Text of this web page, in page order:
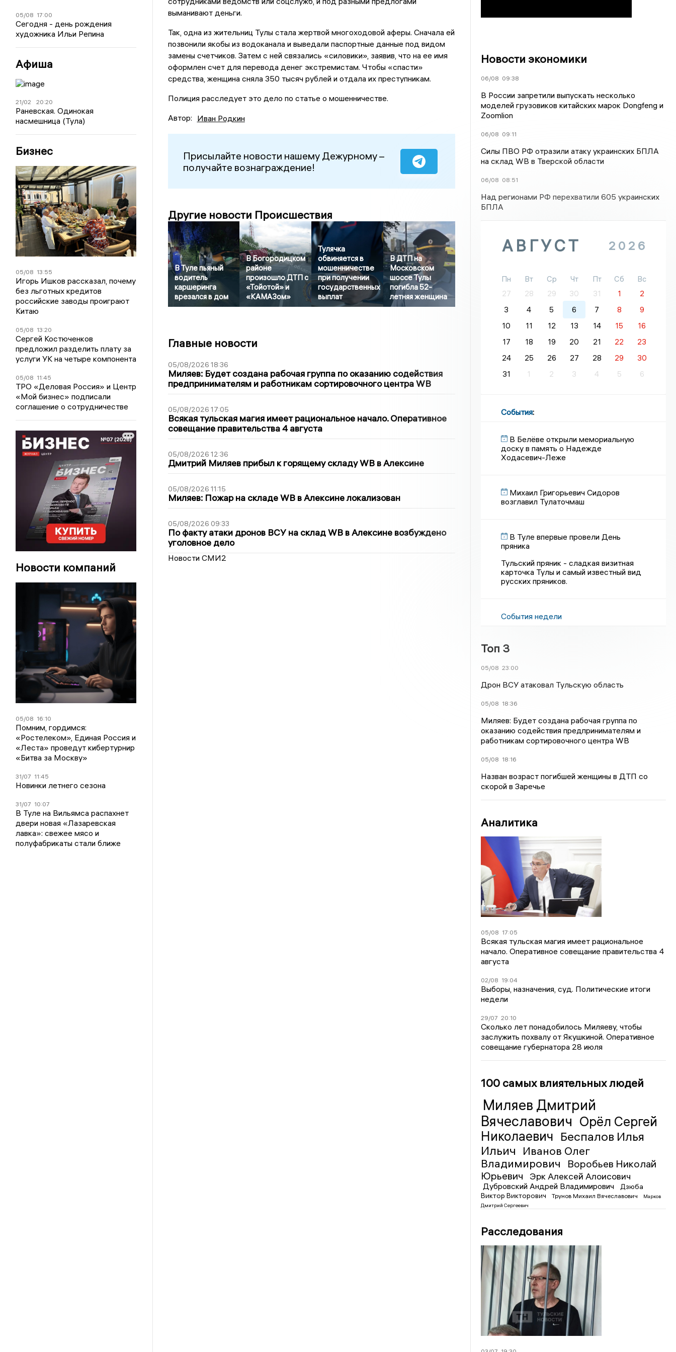
05/08 17:00
Сегодня - день рождения
художника Ильи Репина
Афиша
21/02 20:20
Раневская. Одинокая
насмешница (Тула)
Бизнес
05/08 13:55
Игорь Ишков рассказал, почему
без льготных кредитов
российские заводы проиграют
Китаю
05/08 13:20
Сергей Костюченков
предложил разделить плату за
услуги УК на четыре компонента
05/08 11:45
ТРО «Деловая Россия» и Центр
«Мой бизнес» подписали
соглашение о сотрудничестве
Новости компаний
05/08 16:10
Помним, гордимся:
«Ростелеком», Единая Россия и
«Леста» проведут кибертурнир
«Битва за Москву»
31/07 11:45
Новинки летнего сезона
31/07 10:07
В Туле на Вильямса распахнет
двери новая «Лазаревская
лавка»: свежее мясо и
полуфабрикаты стали ближе
выманивают деньги.
Так, одна из жительниц Тулы стала жертвой многоходовой аферы. Сначала ей
позвонили якобы из водоканала и выведали паспортные данные под видом
замены счетчиков. Затем с ней связались «силовики», заявив, что на ее имя
оформлен счет для перевода денег экстремистам. Чтобы «спасти»
средства, женщина сняла 350 тысяч рублей и отдала их преступникам.
Полиция расследует это дело по статье о мошенничестве.
Автор: Иван Родкин
Присылайте новости нашему Дежурному –
получайте вознаграждение!
Другие новости Происшествия
В Туле пьяный
водитель
каршеринга
врезался в дом
В Богородицком
районе
произошло ДТП с
«Тойотой» и
«КАМАЗом»
Тулячка
обвиняется в
мошенничестве
при получении
государственных
выплат
В ДТП на
Московском
шоссе Тулы
погибла 52-
летняя женщина
Главные новости
05/08/2026 18:36
Миляев: Будет создана рабочая группа по оказанию содействия
предпринимателям и работникам сортировочного центра WB
05/08/2026 17:05
Всякая тульская магия имеет рациональное начало. Оперативное
совещание правительства 4 августа
05/08/2026 12:36
Дмитрий Миляев прибыл к горящему складу WB в Алексине
05/08/2026 11:15
Миляев: Пожар на складе WB в Алексине локализован
05/08/2026 09:33
По факту атаки дронов ВСУ на склад WB в Алексине возбуждено
уголовное дело
Новости СМИ2
Новости экономики
06/08 09:38
В России запретили выпускать несколько
моделей грузовиков китайских марок Dongfeng и
Zoomlion
06/08 09:11
Силы ПВО РФ отразили атаку украинских БПЛА
на склад WB в Тверской области
06/08 08:51
Над регионами РФ перехватили 605 украинских
БПЛА
АВГУСТ 2026
Пн Вт Ср Чт Пт Сб
Вс
27
28 29 30 31 1
2
3
4 5 6 7 8
9
10
11 12 13 14 15
16
17
18 19 20 21 22
23
24
25 26 27 28 29
30
31
1 2 3 4 5 6
События:
В Белёве открыли мемориальную
доску в память о Надежде
Ходасевич-Леже
Михаил Григорьевич Сидоров
возглавил Тулаточмаш
В Туле впервые провели День
пряника
Тульский пряник - сладкая визитная
карточка Тулы и самый известный вид
русских пряников.
События недели
Топ 3
05/08 23:00
Дрон ВСУ атаковал Тульскую область
05/08 18:36
Миляев: Будет создана рабочая группа по
оказанию содействия предпринимателям и
работникам сортировочного центра WB
05/08 18:16
Назван возраст погибшей женщины в ДТП со
скорой в Заречье
Аналитика
05/08 17:05
Всякая тульская магия имеет рациональное
начало. Оперативное совещание правительства 4
августа
02/08 19:04
Выборы, назначения, суд. Политические итоги
недели
29/07 20:10
Сколько лет понадобилось Миляеву, чтобы
заслужить похвалу от Якушкиной. Оперативное
совещание губернатора 28 июля
100 самых влиятельных людей
Миляев Дмитрий
Вячеславович Орёл Сергей
Николаевич Беспалов Илья
Ильич
Иванов Олег
Владимирович
Воробьев Николай
Юрьевич
Эрк Алексей Алоисович
Дубровский Андрей Владимирович
Дзюба
Виктор Викторович
Трунов Михаил Вячеславович
Марков
Дмитрий Сергеевич
Расследования